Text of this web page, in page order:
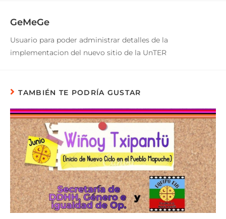
GeMeGe
Usuario para poder administrar detalles de la
implementacion del nuevo sitio de la UnTER
TAMBIÉN TE PODRÍA GUSTAR